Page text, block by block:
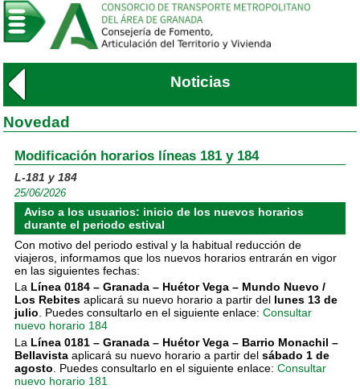
Noticias
Novedad
Modificación horarios líneas 181 y 184
L-181 y 184
25/06/2026
Aviso a los usuarios: inicio de los nuevos horarios
durante el periodo estival
Con motivo del periodo estival y la habitual reducción de
viajeros, informamos que los nuevos horarios entrarán en vigor
en las siguientes fechas:
La Línea 0184 – Granada – Huétor Vega – Mundo Nuevo /
Los Rebitesaplicará su nuevo horario a partir del lunes 13 de
julio. Puedes consultarlo en el siguiente enlace: Consultar
nuevo horario 184
La Línea 0181 – Granada – Huétor Vega – Barrio Monachil –
Bellavistaaplicará su nuevo horario a partir del sábado 1 de
agosto . Puedes consultarlo en el siguiente enlace: Consultar
nuevo horario 181